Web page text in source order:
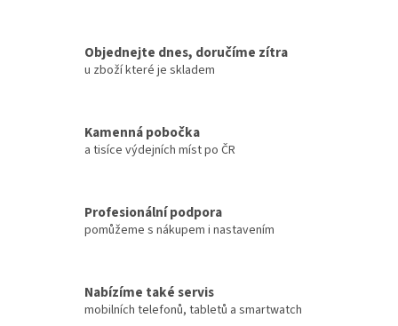
Objednejte dnes, doručíme zítra
u zboží které je skladem
Kamenná pobočka
a tisíce výdejních míst po ČR
Profesionální podpora
pomůžeme s nákupem i nastavením
Nabízíme také servis
mobilních telefonů, tabletů a smartwatch